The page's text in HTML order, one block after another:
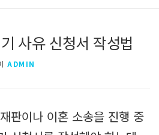
사유 신청서 작성법
ADMIN
판이나 이혼 소송을 진행 중